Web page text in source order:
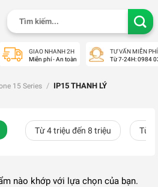
Tìm
GIAO NHANH 2H
Miễn phí - An toàn
TƯ VẤN MIỄN PHÍ
Từ 7-24H: 0984
15 Series / IP15 THANH LÝ
Từ 4 triệu đến 8 triệu Từ 8
nào khớp với lựa chọn của bạn.